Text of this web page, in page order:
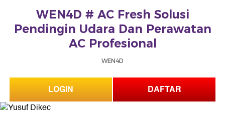
WEN4D # AC Fresh Solusi
Pendingin Udara Dan Perawatan
AC Profesional
WEN4D
LOGIN DAFTAR